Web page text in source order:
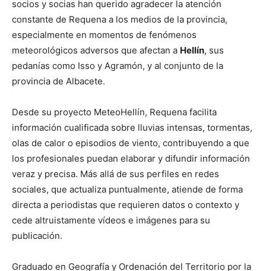
socios y socias han querido agradecer la atención
constante de Requena a los medios de la provincia,
especialmente en momentos de fenómenos
meteorológicos adversos que afectan a Hellín, sus
pedanías como Isso y Agramón, y al conjunto de la
provincia de Albacete.
Desde su proyecto MeteoHellín, Requena facilita
información cualificada sobre lluvias intensas, tormentas,
olas de calor o episodios de viento, contribuyendo a que
los profesionales puedan elaborar y difundir información
veraz y precisa. Más allá de sus perfiles en redes
sociales, que actualiza puntualmente, atiende de forma
directa a periodistas que requieren datos o contexto y
cede altruistamente vídeos e imágenes para su
publicación.
Graduado en Geografía y Ordenación del Territorio por la